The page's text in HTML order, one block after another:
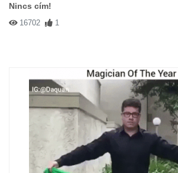
Nincs cím!
16702 1